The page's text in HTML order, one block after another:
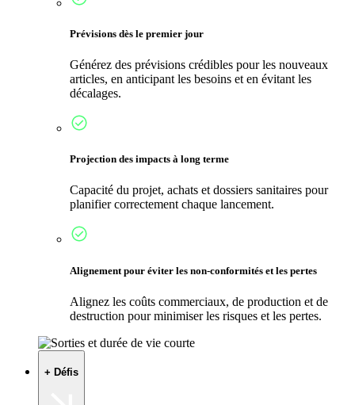
Prévisions dès le premier jour
Générez des prévisions crédibles pour les nouveaux
articles, en anticipant les besoins et en évitant les
décalages.
Projection des impacts à long terme
Capacité du projet, achats et dossiers sanitaires pour
planifier correctement chaque lancement.
Alignement pour éviter les non-conformités et les pertes
Alignez les coûts commerciaux, de production et de
destruction pour minimiser les risques et les pertes.
+ Défis